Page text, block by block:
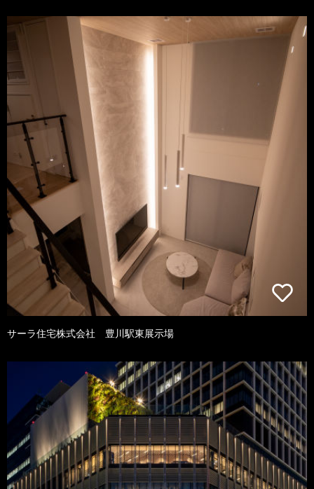
サーラ住宅株式会社 豊川駅東展示場